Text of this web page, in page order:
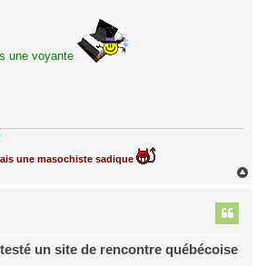
une voyante
une masochiste sadique
un site de rencontre québécoise